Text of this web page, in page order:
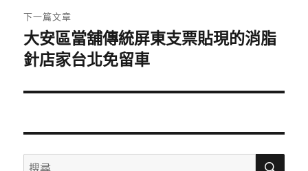
章:
下一篇文章
下
一
文
大安區當舖傳統屏東支票貼現的消脂
針店家台北免留車
搜
搜